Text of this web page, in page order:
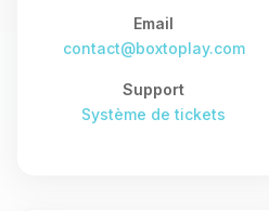
Email
contact@boxtoplay.com
Support
Système de tickets